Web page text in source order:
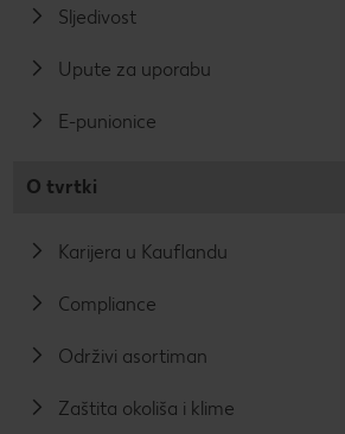
Sljedivost
Upute za uporabu
E-punionice
O tvrtki
Karijera u Kauflandu
Compliance
Održivi asortiman
Zaštita okoliša i klime